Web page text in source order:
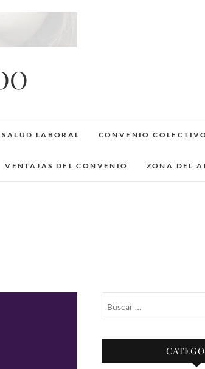
LABORAL CONVENIO
VENTAJAS DEL CONVENIO ZONA DEL